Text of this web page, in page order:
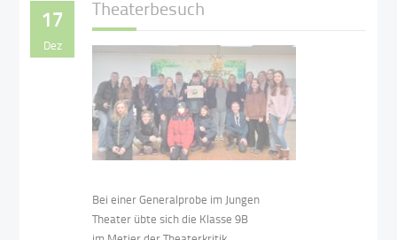
17
Dez
Theaterbesuch
Bei einer Generalprobe im Jungen
Theater übte sich die Klasse 9B